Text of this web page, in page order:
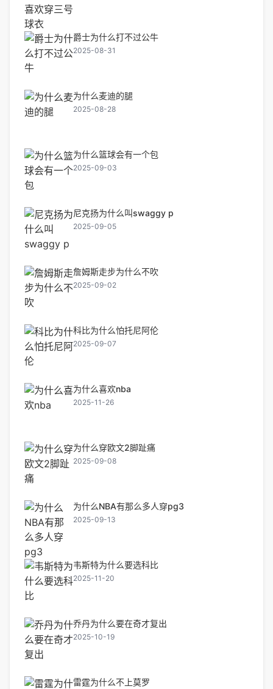
爵士为什么打不过公牛
2025-08-31
为什么麦迪的腿
2025-08-28
为什么篮球会有一个包
2025-09-03
尼克扬为什么叫swaggy p
2025-09-05
詹姆斯走步为什么不吹
2025-09-02
科比为什么怕托尼阿伦
2025-09-07
为什么喜欢nba
2025-11-26
为什么穿欧文2脚趾痛
2025-09-08
为什么NBA有那么多人穿pg3
2025-09-13
韦斯特为什么要选科比
2025-11-20
乔丹为什么要在奇才复出
2025-10-19
雷霆为什么不上莫罗